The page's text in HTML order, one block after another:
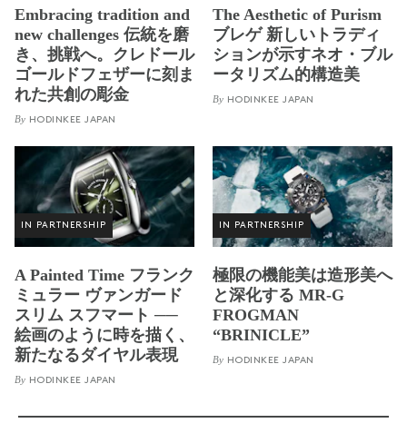
Embracing tradition and
new challenges 伝統を磨
き、挑戦へ。クレドール
ゴールドフェザーに刻ま
れた共創の彫金
By HODINKEE JAPAN
The Aesthetic of Purism
ブレゲ 新しいトラディ
ションが示すネオ・ブル
ータリズム的構造美
By HODINKEE JAPAN
IN PARTNERSHIP
A Painted Time フランク
ミュラー ヴァンガード
スリム スフマート ──
絵画のように時を描く、
新たなるダイヤル表現
By HODINKEE JAPAN
IN PARTNERSHIP
極限の機能美は造形美へ
と深化する MR-G
FROGMAN
“BRINICLE”
By HODINKEE JAPAN